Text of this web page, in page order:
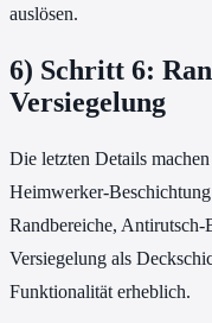
auslösen.
6) Schritt 6:
Versiegelung
Die letzten Details
Heimwerker-
Randbereiche,
Versiegelung als
Funktionalität erheblich.